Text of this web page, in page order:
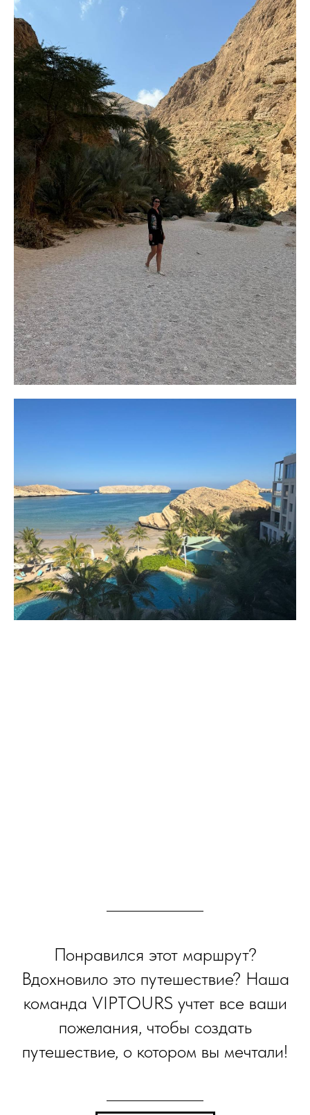
Понравился этот маршрут?
Вдохновило это путешествие? Наша
команда VIPTOURS учтет все ваши
пожелания, чтобы создать
путешествие, о котором вы мечтали!